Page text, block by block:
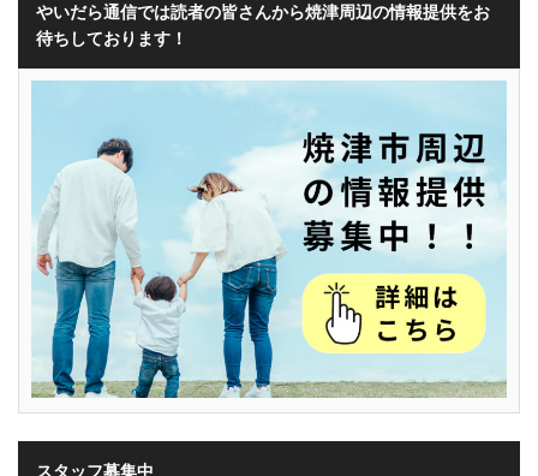
やいだら通信では読者の皆さんから焼津周辺の情報提供をお
待ちしております！
スタッフ募集中